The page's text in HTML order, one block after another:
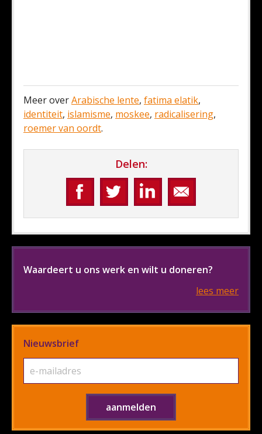
Meer overArabische lente, fatima elatik,
identiteit, islamisme, moskee, radicalisering,
roemer van oordt.
Delen:
Waardeert u ons werk en wilt u doneren?
lees meer
Nieuwsbrief